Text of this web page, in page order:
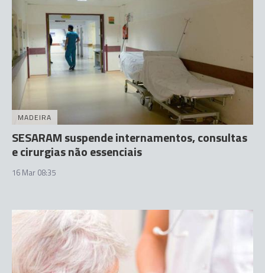
MADEIRA
SESARAM suspende internamentos, consultas
e cirurgias não essenciais
16 Mar 08:35